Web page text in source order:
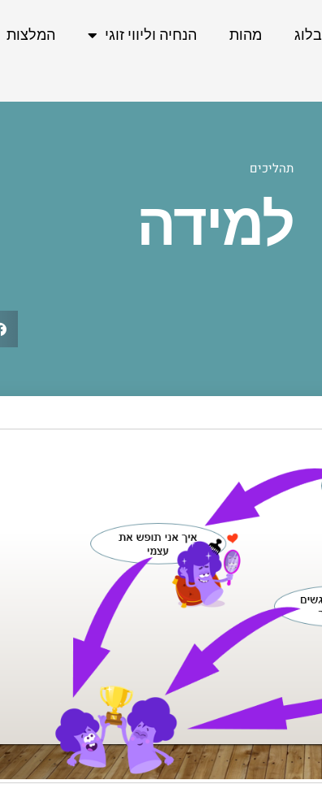
בלוג מהות הנחיה וליווי זוגי המלצות
תהליכים
למידה